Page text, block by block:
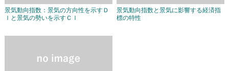
景気動向指数：景気の方向性を示すＤ
Ｉと景気の勢いを示すＣＩ
景気動向指数と景気に影響する経済指
標の特性